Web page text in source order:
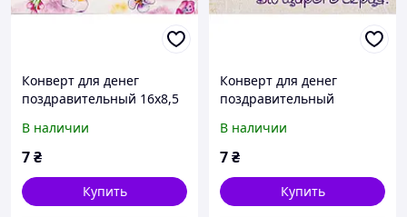
Конверт для денег
поздравительный 16х8,5
В наличии
7₴
Купить
Конверт для денег
поздравительный
16-70
В наличии
7₴
Купить